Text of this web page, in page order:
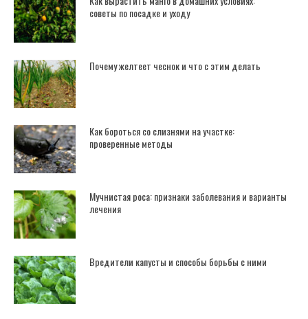
советы по посадке и уходу
Почему желтеет чеснок и что с этим делать
Как бороться со слизнями на участке:
проверенные методы
Мучнистая роса: признаки заболевания и варианты
лечения
Вредители капусты и способы борьбы с ними